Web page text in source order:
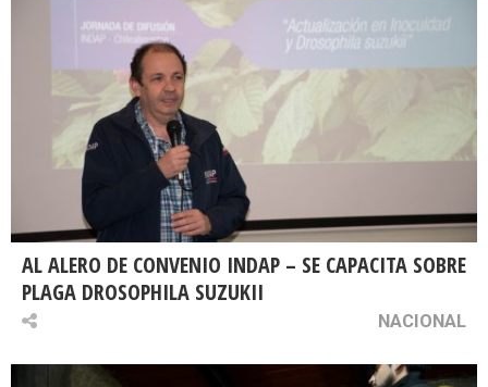
AL ALERO DE CONVENIO INDAP – SE CAPACITA SOBRE
PLAGA DROSOPHILA SUZUKII
NACIONAL